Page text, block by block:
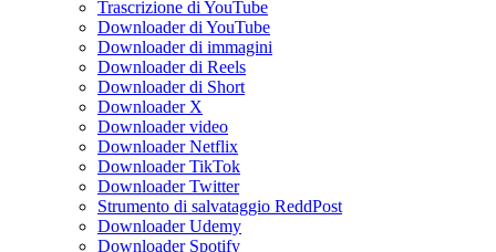
Trascrizione di YouTube
Downloader di YouTube
Downloader di immagini
Downloader di Reels
Downloader di Short
Downloader X
Downloader video
Downloader Netflix
Downloader TikTok
Downloader Twitter
Strumento di salvataggio ReddPost
Downloader Udemy
Downloader Spotify